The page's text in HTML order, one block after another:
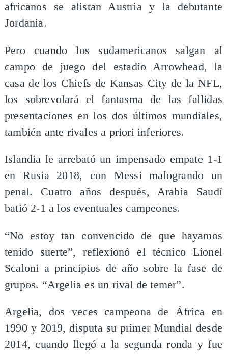
africanos se alistan Austria y la debutante
Jordania.
Pero cuando los sudamericanos salgan al
campo de juego del estadio Arrowhead, la
casa de los Chiefs de Kansas City de la NFL,
los sobrevolará el fantasma de las fallidas
presentaciones en los dos últimos mundiales,
también ante rivales a priori inferiores.
Islandia le arrebató un impensado empate 1-1
en Rusia 2018, con Messi malogrando un
penal. Cuatro años después, Arabia Saudí
batió 2-1 a los eventuales campeones.
“No estoy tan convencido de que hayamos
tenido suerte”, reflexionó el técnico Lionel
Scaloni a principios de año sobre la fase de
grupos. “Argelia es un rival de temer”.
Argelia, dos veces campeona de África en
1990 y 2019, disputa su primer Mundial desde
2014, cuando llegó a la segunda ronda y fue